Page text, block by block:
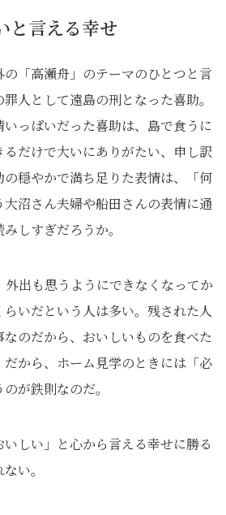
と言える幸せ
の「高瀬舟」のテーマのひとつと言
人として遠島の刑となった喜助。
っぱいだった喜助は、島で食うに
だけで大いにありがたい、申し訳
穏やかで満ち足りた表情は、「何
沼さん夫婦や船田さんの表情に通
しすぎだろうか。
外出も思うようにできなくなってか
いだという人は多い。残された人
のだから、おいしいものを食べた
から、ホーム見学のときには「必
が鉄則なのだ。
しい」と心から言える幸せに勝る
い。